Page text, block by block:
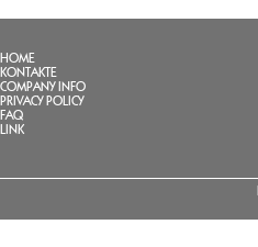
HOME
KONTAKTE
COMPANY INFO
PRIVACY POLICY
FAQ
LINK